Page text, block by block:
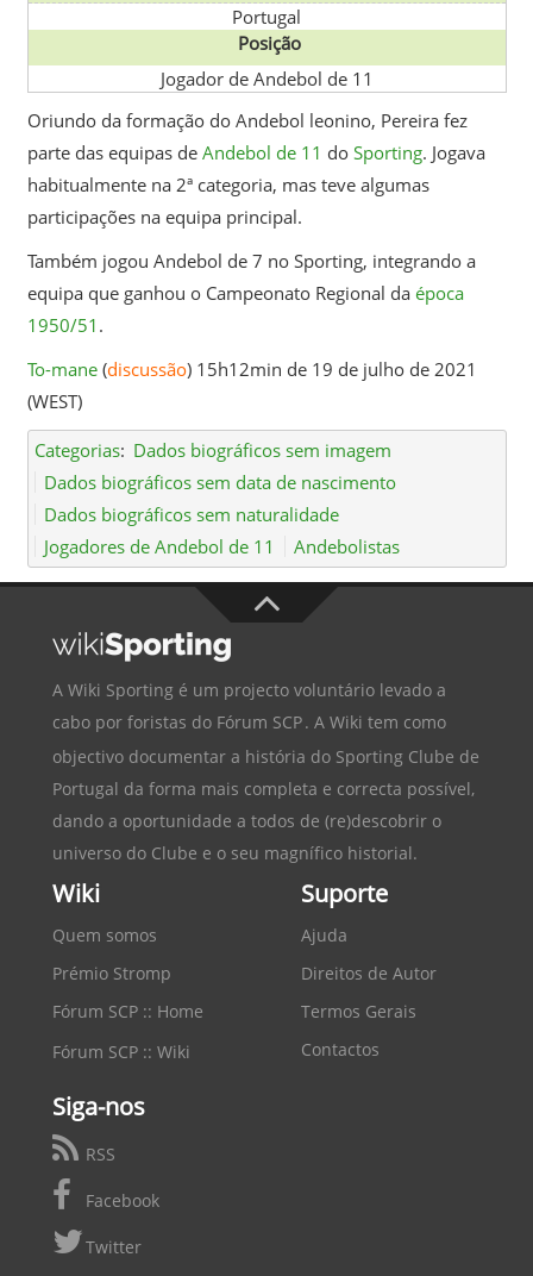
Portugal
Posição
Jogador de Andebol de 11
Oriundo da formação do Andebol leonino, Pereira fez
parte das equipas de Andebol de 11 do Sporting. Jogava
habitualmente na 2ª categoria, mas teve algumas
participações na equipa principal.
Também jogou Andebol de 7 no Sporting, integrando a
equipa que ganhou o Campeonato Regional da época
1950/51 .
To-mane(discussão) 15h12min de 19 de julho de 2021
(WEST)
Categorias: Dados biográficos sem imagem
Dados biográficos sem data de nascimento
Dados biográficos sem naturalidade
Jogadores de Andebol de 11
Andebolistas
A Wiki Sporting é um projecto voluntário levado a
cabo por foristas do Fórum SCP. A Wiki tem como
objectivo documentar a história do Sporting Clube de
Portugal da forma mais completa e correcta possível,
dando a oportunidade a todos de (re)descobrir o
universo do Clube e o seu magnífico historial.
Wiki
Quem somos
Prémio Stromp
Fórum SCP :: Home
Fórum SCP :: Wiki
Suporte
Ajuda
Direitos de Autor
Termos Gerais
Contactos
Siga-nos
RSS
Facebook
Twitter